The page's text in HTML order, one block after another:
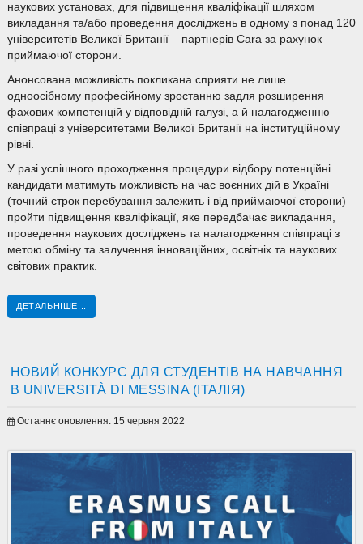
наукових установах, для підвищення кваліфікації шляхом
викладання та/або проведення досліджень в одному з понад 120
університетів Великої Британії – партнерів Cara за рахунок
приймаючої сторони.
Анонсована можливість покликана сприяти не лише
одноосібному професійному зростанню задля розширення
фахових компетенцій у відповідній галузі, а й налагодженню
співпраці з університетами Великої Британії на інституційному
рівні.
У разі успішного проходження процедури відбору потенційні
кандидати матимуть можливість на час воєнних дій в Україні
(точний строк перебування залежить і від приймаючої сторони)
пройти підвищення кваліфікації, яке передбачає викладання,
проведення наукових досліджень та налагодження співпраці з
метою обміну та залучення інноваційних, освітніх та наукових
світових практик.
ДЕТАЛЬНІШЕ...
НОВИЙ КОНКУРС ДЛЯ СТУДЕНТІВ НА НАВЧАННЯ
В UNIVERSITÀ DI MESSINA (ІТАЛІЯ)
Останнє оновлення: 15 червня 2022